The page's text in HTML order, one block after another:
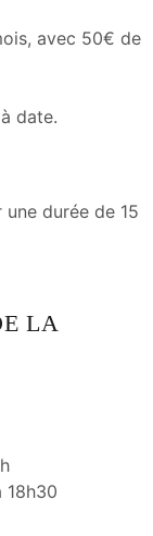
avec 50€ de
date.
durée de 15
LA
18h30